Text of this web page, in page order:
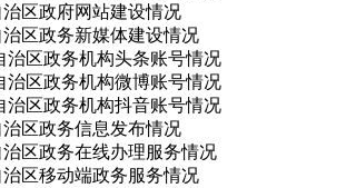
区政府网站建设情况
区政务新媒体建设情况
治区政务机构头条账号情况
治区政务机构微博账号情况
治区政务机构抖音账号情况
区政务信息发布情况
区政务在线办理服务情况
区移动端政务服务情况